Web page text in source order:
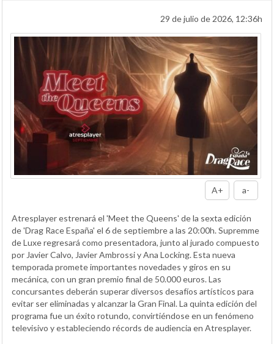
29 de julio de 2026, 12:36h
A+ a-
Atresplayer estrenará el 'Meet the Queens' de la sexta edición
de 'Drag Race España' el 6 de septiembre a las 20:00h. Supremme
de Luxe regresará como presentadora, junto al jurado compuesto
por Javier Calvo, Javier Ambrossi y Ana Locking. Esta nueva
temporada promete importantes novedades y giros en su
mecánica, con un gran premio final de 50.000 euros. Las
concursantes deberán superar diversos desafíos artísticos para
evitar ser eliminadas y alcanzar la Gran Final. La quinta edición del
programa fue un éxito rotundo, convirtiéndose en un fenómeno
televisivo y estableciendo récords de audiencia en Atresplayer.